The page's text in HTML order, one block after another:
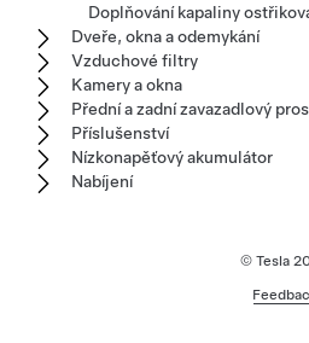
Doplňování kapaliny
Dveře, okna a odemykání
Vzduchové filtry
Kamery a okna
Přední a zadní zavazadlový
Příslušenství
Nízkonapěťový akumulátor
Nabíjení
© Tesla